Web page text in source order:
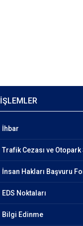
İŞLEMLER
İhbar
Trafik Cezası ve
İnsan Hakları Başvuru
EDS Noktaları
Bilgi Edinme